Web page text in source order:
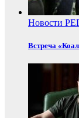
Новости
Встреча